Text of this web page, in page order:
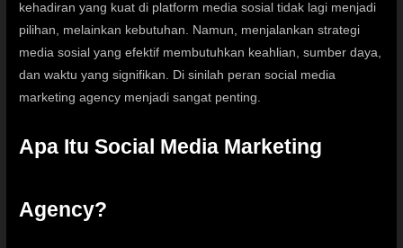
kehadiran yang kuat di platform media sosial tidak lagi menjadi
pilihan, melainkan kebutuhan. Namun, menjalankan strategi
media sosial yang efektif membutuhkan keahlian, sumber daya,
dan waktu yang signifikan. Di sinilah peran social media
marketing agency menjadi sangat penting.
Apa Itu Social Media Marketing
Agency?